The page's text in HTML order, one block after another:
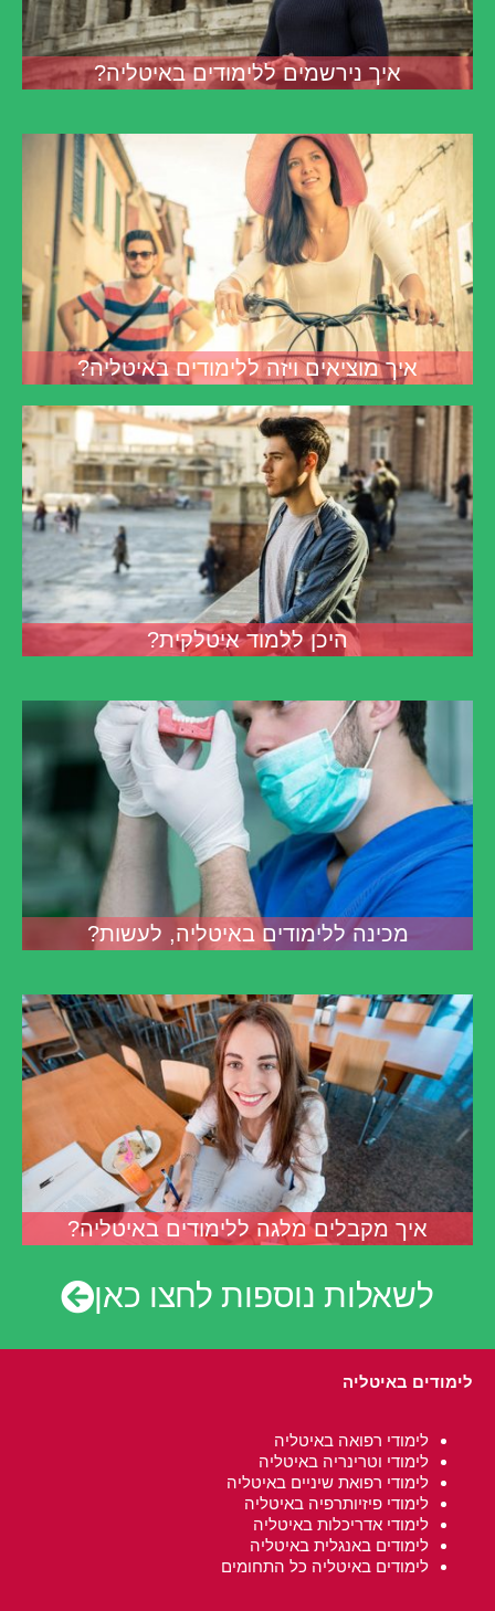
איך נירשמים ללימודים באיטליה?
איך מוציאים ויזה ללימודים באיטליה?
היכן ללמוד איטלקית?
מכינה ללימודים באיטליה, לעשות?
איך מקבלים מלגה ללימודים באיטליה?
לשאלות נוספות לחצו כאן
לימודים באיטליה
לימודי רפואה באיטליה
לימודי וטרינריה באיטליה
לימודי רפואת שיניים באיטליה
לימודי פיזיותרפיה באיטליה
לימודי אדריכלות באיטליה
לימודים באנגלית באיטליה
לימודים באיטליה כל התחומים